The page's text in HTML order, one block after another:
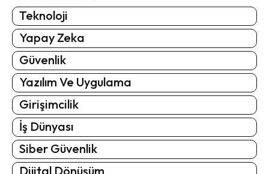
Teknoloji
Yapay Zeka
Güvenlik
Yazılım Ve Uygulama
Girişimcilik
İş Dünyası
Siber Güvenlik
Dijital Dönüşüm